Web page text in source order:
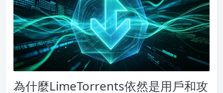
為什麼LimeTorrents依然是用戶和攻